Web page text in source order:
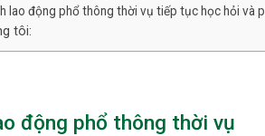
lao động phổ thông thời vụ tiếp tục học hỏi và
tôi:
động phổ thông thời vụ